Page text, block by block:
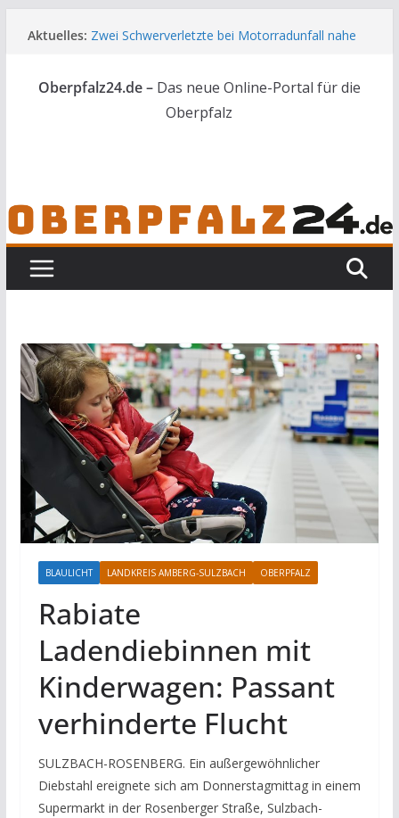
Inhalt
Aktuelles: Zwei Schwerverletzte bei Motorradunfall nahe
Landwirtschaft
Skelettteile in Wald bei Marktredwitz gefunden
Gesuchter Mann mit Messern und Schlagstock
Oberpfalz24.de – Das neue Online-Portal für die
Oberpfalz
BLAULICHT LANDKREIS AMBERG-SULZBACH OBERPFALZ
Rabiate
Ladendiebinnen mit
Kinderwagen: Passant
verhinderte Flucht
SULZBACH-ROSENBERG. Ein außergewöhnlicher
Diebstahl ereignete sich am Donnerstagmittag in einem
Supermarkt in der Rosenberger Straße, Sulzbach-